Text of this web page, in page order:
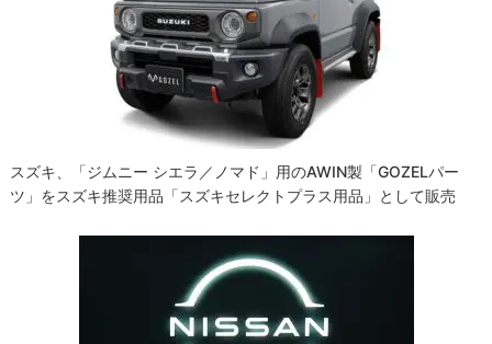
スズキ、「ジムニー シエラ／ノマド」用のAWIN製「GOZELパー
ツ」をスズキ推奨用品「スズキセレクトプラス用品」として販売